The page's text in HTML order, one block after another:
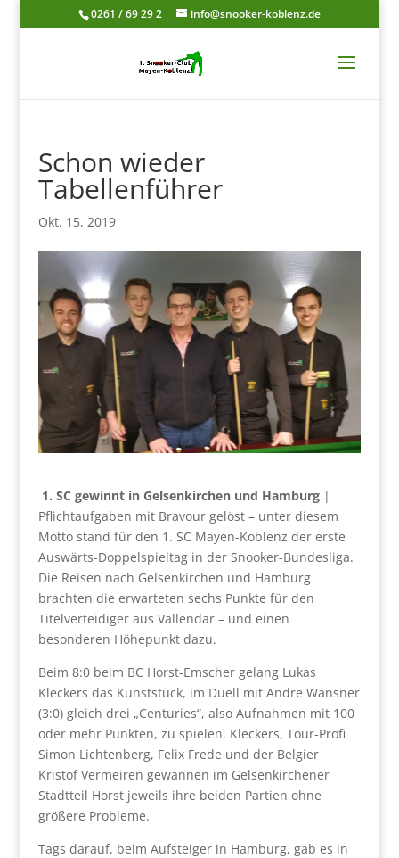
0261 / 69 29 2 info@snooker-koblenz.de
Schon wieder
Tabellenführer
Okt. 15, 2019
1. SC gewinnt in Gelsenkirchen und Hamburg|
Pflichtaufgaben mit Bravour gelöst – unter diesem
Motto stand für den 1. SC Mayen-Koblenz der erste
Auswärts-Doppelspieltag in der Snooker-Bundesliga.
Die Reisen nach Gelsenkirchen und Hamburg
brachten die erwarteten sechs Punkte für den
Titelverteidiger aus Vallendar – und einen
besonderen Höhepunkt dazu.
Beim 8:0 beim BC Horst-Emscher gelang Lukas
Kleckers das Kunststück, im Duell mit Andre Wansner
(3:0) gleich drei „Centuries“, also Aufnahmen mit 100
oder mehr Punkten, zu spielen. Kleckers, Tour-Profi
Simon Lichtenberg, Felix Frede und der Belgier
Kristof Vermeiren gewannen im Gelsenkirchener
Stadtteil Horst jeweils ihre beiden Partien ohne
größere Probleme.
Tags darauf, beim Aufsteiger in Hamburg, gab es in